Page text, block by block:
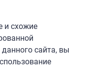
и схожие
сайта, вы